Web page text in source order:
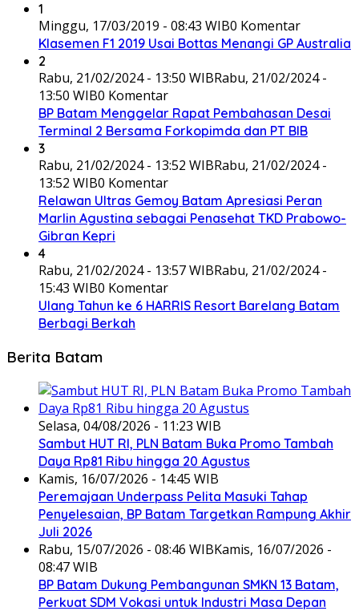
1
Minggu, 17/03/2019 - 08:43 WIB0 Komentar
Klasemen F1 2019 Usai Bottas Menangi GP Australia
2
Rabu, 21/02/2024 - 13:50 WIBRabu, 21/02/2024 -
13:50 WIB0 Komentar
BP Batam Menggelar Rapat Pembahasan Desai
Terminal 2 Bersama Forkopimda dan PT BIB
3
Rabu, 21/02/2024 - 13:52 WIBRabu, 21/02/2024 -
13:52 WIB0 Komentar
Relawan Ultras Gemoy Batam Apresiasi Peran
Marlin Agustina sebagai Penasehat TKD Prabowo-
Gibran Kepri
4
Rabu, 21/02/2024 - 13:57 WIBRabu, 21/02/2024 -
15:43 WIB0 Komentar
Ulang Tahun ke 6 HARRIS Resort Barelang Batam
Berbagi Berkah
Berita Batam
Selasa, 04/08/2026 - 11:23 WIB
Sambut HUT RI, PLN Batam Buka Promo Tambah
Daya Rp81 Ribu hingga 20 Agustus
Kamis, 16/07/2026 - 14:45 WIB
Peremajaan Underpass Pelita Masuki Tahap
Penyelesaian, BP Batam Targetkan Rampung Akhir
Juli 2026
Rabu, 15/07/2026 - 08:46 WIBKamis, 16/07/2026 -
08:47 WIB
BP Batam Dukung Pembangunan SMKN 13 Batam,
Perkuat SDM Vokasi untuk Industri Masa Depan